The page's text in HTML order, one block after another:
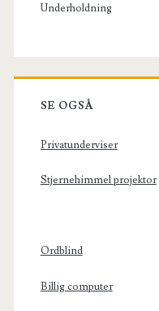
Underholdning
SE OGSÅ
Privatunderviser
Stjernehimmel projektor
Ordblind
Billig computer